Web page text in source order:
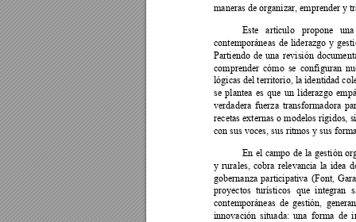
maneras de organizar, emprender y
Este artículo propone
una
contemporáneas de liderazgo y
Partiendo de una revisión
comprender cómo se configuran
lógicas del territorio, la identidad
se plantea es que un liderazgo
verdadera fuerza transformadora
recetas externas o modelos rígidos,
con sus voces, sus ritmos y sus
En el campo de la gestión
y rurales, cobra relevancia la idea
gobernanza participativa (Font,
proyectos turísticos que integran s
contemporáneas de gestión,
innovación situada: una forma de